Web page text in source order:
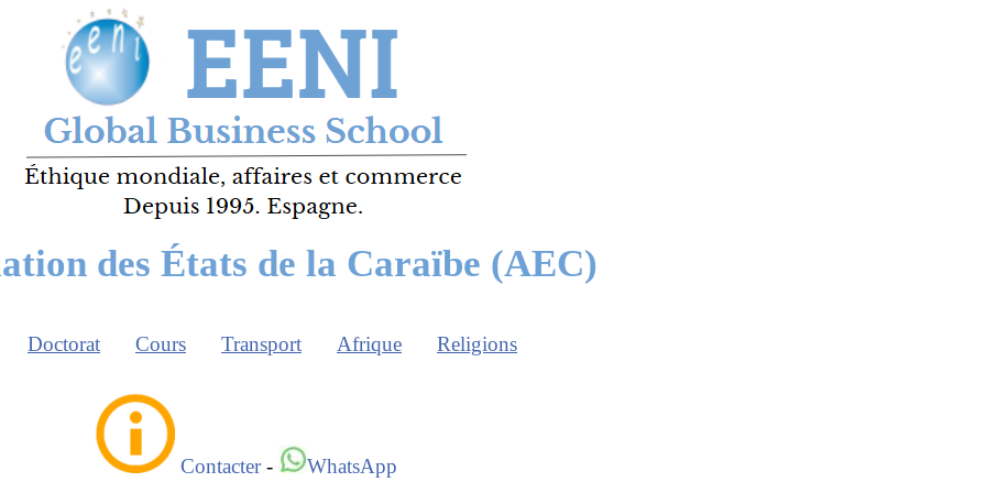
des États de la Caraïbe (AEC)
Doctorat Cours Transport Afrique Religions
Contacter- WhatsApp